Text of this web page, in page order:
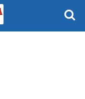
ve Çevresi